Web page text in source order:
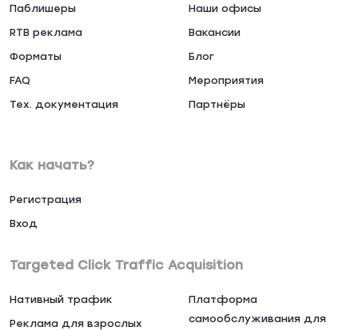
Паблишеры
RTB реклама
Форматы
FAQ
Тех. документация
Наши офисы
Вакансии
Блог
Мероприятия
Партнёры
Как начать?
Регистрация
Вход
Targeted Click Traffic Acquisition
Нативный трафик
Реклама для взрослых
Платформа
самообслуживания для